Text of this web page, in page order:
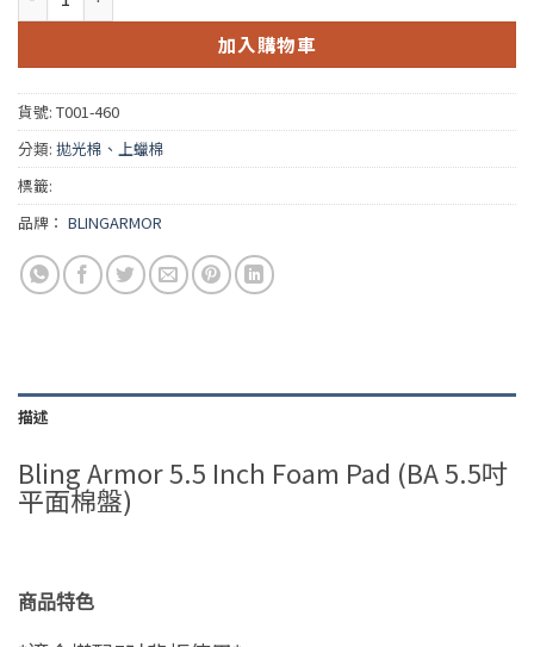
加入購物車
貨號: T001-460
分類: 拋光棉、上蠟棉
標籤:
品牌： BLINGARMOR
描述
Bling Armor 5.5 Inch Foam Pad (BA 5.5吋
平面棉盤)
商品特色